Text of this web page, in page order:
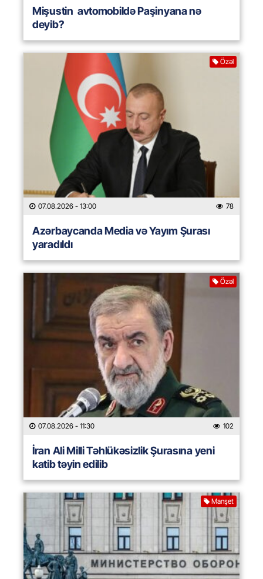
Mişustin avtomobildə Paşinyana nə
deyib?
Özəl
07.08.2026 - 13:00 78
Azərbaycanda Media və Yayım Şurası
yaradıldı
Özəl
07.08.2026 - 11:30 102
İran Ali Milli Təhlükəsizlik Şurasına yeni
katib təyin edilib
Manşet